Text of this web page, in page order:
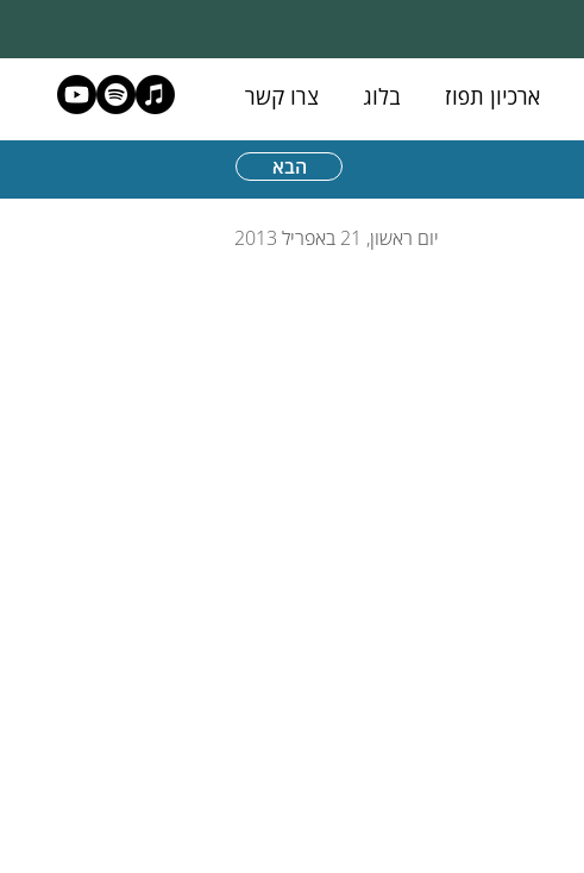
ארכיון תפוז בלוג צרו קשר
הבא
יום ראשון, 21 באפריל 2013